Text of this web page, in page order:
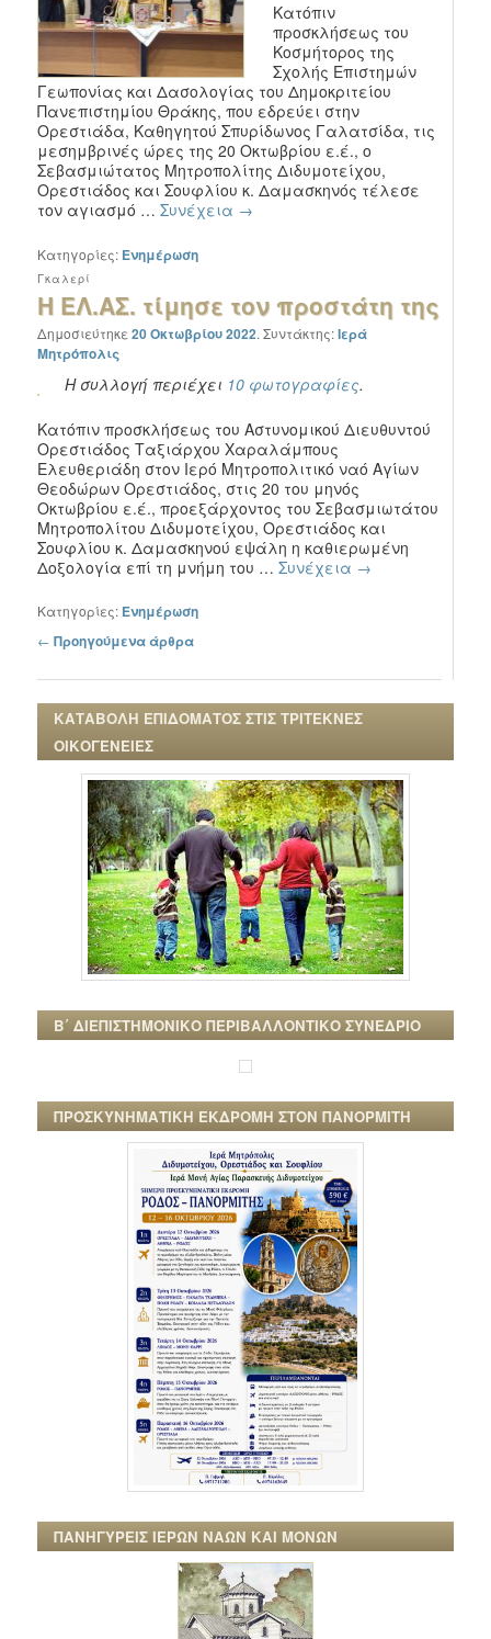
Κατόπιν
προσκλήσεως του
Κοσμήτορος της
Σχολής Επιστημών
Γεωπονίας και Δασολογίας του Δημοκριτείου
Πανεπιστημίου Θράκης, που εδρεύει στην
Ορεστιάδα, Καθηγητού Σπυρίδωνος Γαλατσίδα, τις
μεσημβρινές ώρες της 20 Οκτωβρίου ε.έ., ο
Σεβασμιώτατος Μητροπολίτης Διδυμοτείχου,
Ορεστιάδος και Σουφλίου κ. Δαμασκηνός τέλεσε
τον αγιασμό …Συνέχεια →
Κατηγορίες: Ενημέρωση
Η ΕΛ.ΑΣ. τίμησε τον προστάτη της
Γκαλερί
Δημοσιεύτηκε20 Οκτωβρίου 2022.Συντάκτης:Ιερά
Μητρόπολις
Η συλλογή περιέχει 10 φωτογραφίες.
Κατόπιν προσκλήσεως του Αστυνομικού Διευθυντού
Ορεστιάδος Ταξιάρχου Χαραλάμπους
Ελευθεριάδη στον Ιερό Μητροπολιτικό ναό Αγίων
Θεοδώρων Ορεστιάδος, στις 20 του μηνός
Οκτωβρίου ε.έ., προεξάρχοντος του Σεβασμιωτάτου
Μητροπολίτου Διδυμοτείχου, Ορεστιάδος και
Σουφλίου κ. Δαμασκηνού εψάλη η καθιερωμένη
Δοξολογία επί τη μνήμη του …Συνέχεια →
Κατηγορίες: Ενημέρωση
Πλοήγηση στα άρθρα
← Προηγούμενα άρθρα
ΚΑΤΑΒΟΛΗ ΕΠΙΔΟΜΑΤΟΣ ΣΤΙΣ ΤΡΙΤΕΚΝΕΣ
ΟΙΚΟΓΕΝΕΙΕΣ
Β΄ ΔΙΕΠΙΣΤΗΜΟΝΙΚΟ ΠΕΡΙΒΑΛΛΟΝΤΙΚΟ ΣΥΝΕΔΡΙΟ
ΠΡΟΣΚΥΝΗΜΑΤΙΚΗ ΕΚΔΡΟΜΗ ΣΤΟΝ ΠΑΝΟΡΜΙΤΗ
ΠΑΝΗΓΥΡΕΙΣ ΙΕΡΩΝ ΝΑΩΝ ΚΑΙ ΜΟΝΩΝ